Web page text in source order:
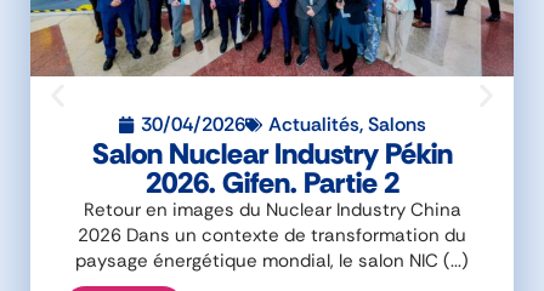
30/04/2026 Actualités,Salons
Salon Nuclear Industry Pékin
2026. Gifen. Partie 2
Retour en images du Nuclear Industry China
2026 Dans un contexte de transformation du
paysage énergétique mondial, le salon NIC (...)